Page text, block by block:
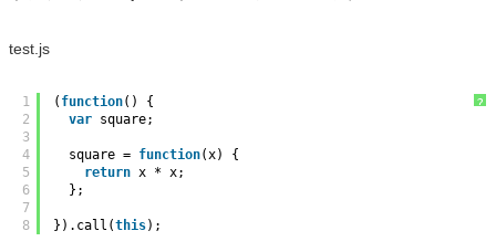
test.js
?
1
2
3
4
5
6
7
8
( function() {
var square;
square = function(x) {
return x * x;
};
}).call(this);